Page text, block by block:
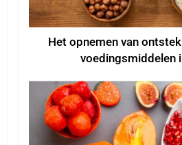
Het opnemen van
voedingsmiddelen